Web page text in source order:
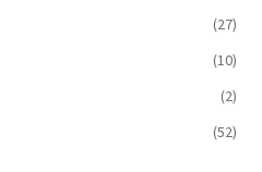
(27)
(10)
(2)
(52)